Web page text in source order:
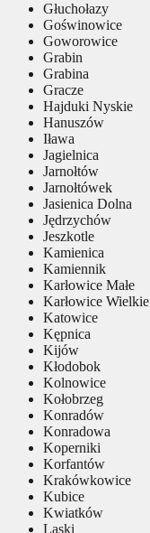
Głuchołazy
Goświnowice
Goworowice
Grabin
Grabina
Gracze
Hajduki Nyskie
Hanuszów
Iława
Jagielnica
Jarnołtów
Jarnołtówek
Jasienica Dolna
Jędrzychów
Jeszkotle
Kamienica
Kamiennik
Karłowice Małe
Karłowice Wielkie
Katowice
Kępnica
Kijów
Kłodobok
Kolnowice
Kołobrzeg
Konradów
Konradowa
Koperniki
Korfantów
Krakówkowice
Kubice
Kwiatków
Laski